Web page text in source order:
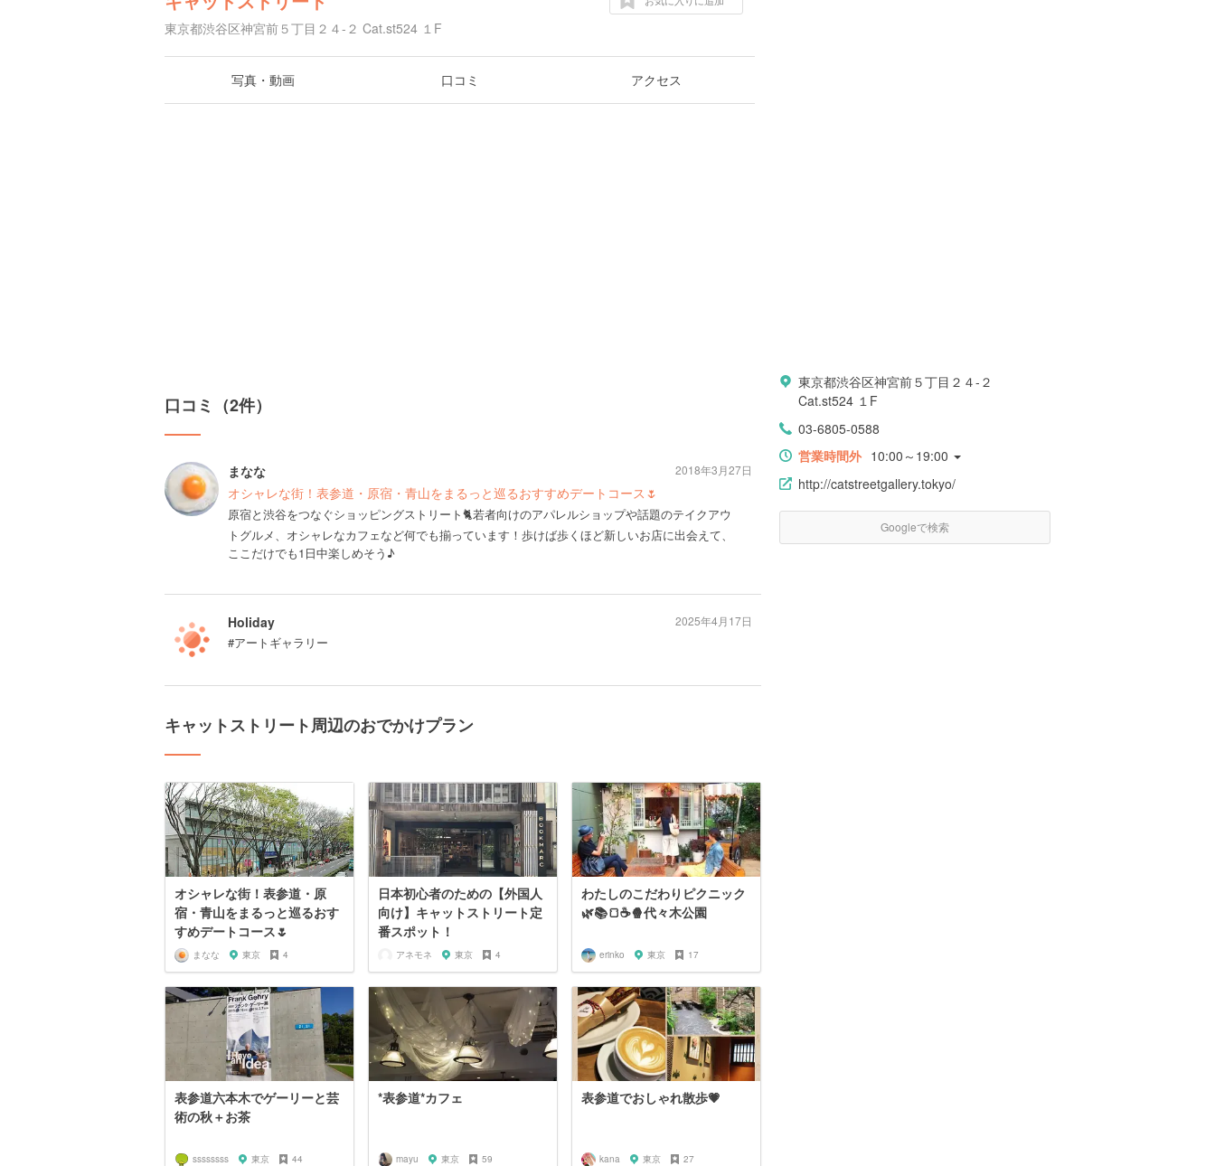
東京都渋谷区神宮前５丁目２４-２ Cat.st524 １F
写真・動画 口コミ アクセス
口コミ（2件）
まなな
オシャレな街！表参道・原宿・青山をまるっと巡るおすすめデートコース🌷
原宿と渋谷をつなぐショッピングストリート🐈若者向けのアパレルショップや話題のテイクアウ
トグルメ、オシャレなカフェなど何でも揃っています！歩けば歩くほど新しいお店に出会えて、
ここだけでも1日中楽しめそう♪
2018年3月27日
Holiday
#アートギャラリー
2025年4月17日
キャットストリート周辺のおでかけプラン
オシャレな街！表参道・原
宿・青山をまるっと巡るおす
すめデートコース🌷
まなな 東京 4
日本初心者のための【外国人
向け】キャットストリート定
番スポット！
アネモネ 東京 4
わたしのこだわりピクニック
🌿📚🍞☕️🍿代々木公園
erinko 東京 17
表参道六本木でゲーリーと芸
術の秋＋お茶
ssssssss 東京 44
*表参道*カフェ
mayu 東京 59
表参道でおしゃれ散歩💗
kana 東京 27
東京都渋谷区神宮前５丁目２４-２
Cat.st524 １F
03-6805-0588
営業時間外 10:00～19:00
http://catstreetgallery.tokyo/
Googleで検索